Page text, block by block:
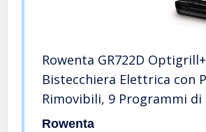
Rowenta GR722D
Bistecchiera Elettrica con
Rimovibili, 9 Programmi
Automatici, Modalità
Rowenta